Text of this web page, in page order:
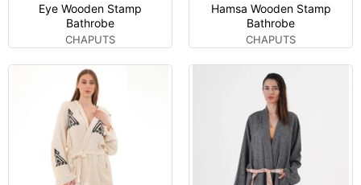
Eye Wooden Stamp
Bathrobe
CHAPUTS
Hamsa Wooden Stamp
Bathrobe
CHAPUTS